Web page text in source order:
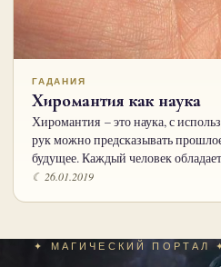
ГАДАНИЯ
Хиромантия как наука
Хиромантия – это наука, с
рук можно предсказывать
будущее. Каждый человек
☾ 26.01.2019
✦ МАГИЧЕСКИЙ ПОРТАЛ